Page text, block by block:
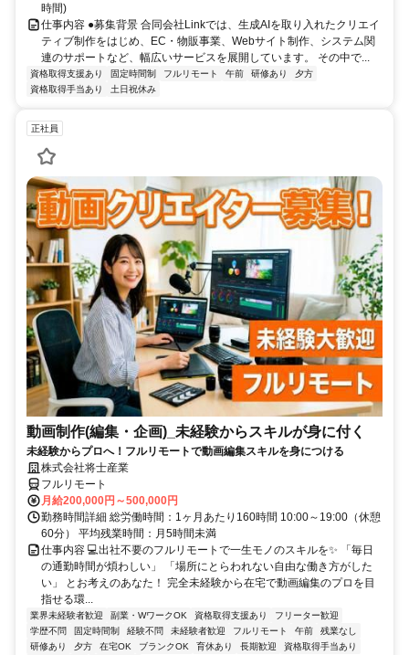
時間)
仕事内容 ●募集背景 合同会社Linkでは、生成AIを取り入れたクリエイ
ティブ制作をはじめ、EC・物販事業、Webサイト制作、システム関
連のサポートなど、幅広いサービスを展開しています。 その中で...
資格取得支援あり 固定時間制 フルリモート 午前 研修あり
夕方
資格取得手当あり
土日祝休み
正社員
動画制作(編集・企画)_未経験からスキルが身に付く
未経験からプロへ！フルリモートで動画編集スキルを身につける
株式会社将士産業
フルリモート
月給200,000円～500,000円
勤務時間詳細 総労働時間：1ヶ月あたり160時間 10:00～19:00（休憩
60分） 平均残業時間：月5時間未満
仕事内容 💻出社不要のフルリモートで一生モノのスキルを✨ 「毎日
の通勤時間が煩わしい」 「場所にとらわれない自由な働き方がした
い」 とお考えのあなた！ 完全未経験から在宅で動画編集のプロを目
指せる環...
業界未経験者歓迎 副業・WワークOK 資格取得支援あり
フリーター歓迎
学歴不問
固定時間制 経験不問 未経験者歓迎 フルリモート 午前
残業なし
研修あり
夕方 在宅OK ブランクOK 育休あり 長期歓迎
資格取得手当あり